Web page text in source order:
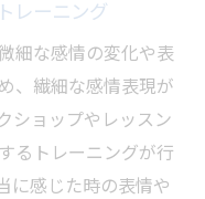
レーニング
細な感情の変化や表
、繊細な感情表現が
ショップやレッスン
るトレーニングが行
に感じた時の表情や